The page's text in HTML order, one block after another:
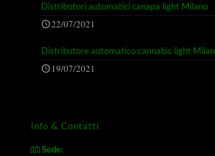
Distributori automatici canapa light Milano
22/07/2021
Distributore automatico cannabis light
19/07/2021
Info & Contatti
Sede: